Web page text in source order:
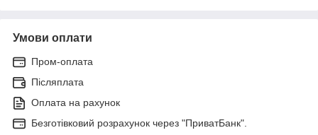
Умови оплати
Пром-оплата
Післяплата
Оплата на рахунок
Безготівковий розрахунок через "ПриватБанк".